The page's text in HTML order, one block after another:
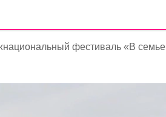
фестиваль «В